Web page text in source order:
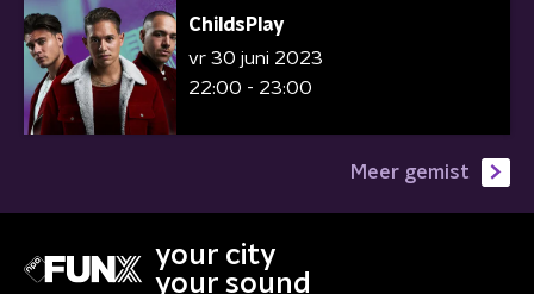
ChildsPlay
vr 30 juni 2023
22:00 - 23:00
Meer gemist
your city
your sound